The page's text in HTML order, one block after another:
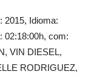
2015, Idioma:
02:18:00h, com:
VIN DIESEL,
RODRIGUEZ,